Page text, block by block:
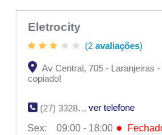
Eletrocity
(2 avaliações)
Av Central, 705 - Laranjeiras
copiado!
(27) 3328-4927
ver telefone
Sex:
09:00 - 18:00 ●